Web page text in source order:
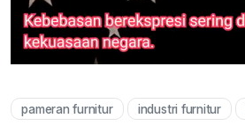
pameran furnitur industri furnitur